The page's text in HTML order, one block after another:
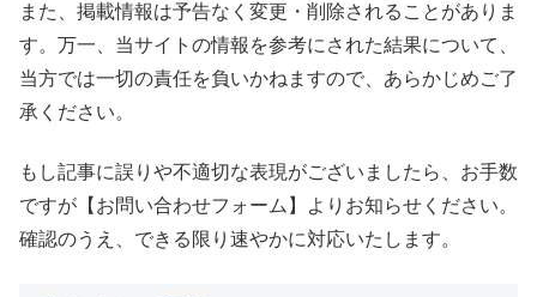
また、掲載情報は予告なく変更・削除されることがありま
す。万一、当サイトの情報を参考にされた結果について、
当方では一切の責任を負いかねますので、あらかじめご了
承ください。
もし記事に誤りや不適切な表現がございましたら、お手数
ですが【お問い合わせフォーム】よりお知らせください。
確認のうえ、できる限り速やかに対応いたします。